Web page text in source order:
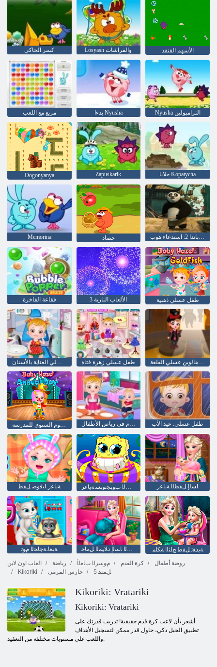
كسر الحاكي Losyash والفراشات الأسهم القنفذ
مربع مع اللعب بدءا Nyusha Nyusha الترامبولين
Dogonyanya Zapuskarik خلايا Kopatycha
Memorina حصاد الكونغ فو باندا 2: استدعاء هوب
فقاعة الفاخرة الألعاب النارية 3 طفل عسلي ذهبية
طفل عسلي العناية بالأسنان طفل عسلي زهرة فتاة طفل هالوين عسلي القلعة
طفل عسلي: يوم في رياض الأطفال طفل عسلي: عيد الأب
ﺔﻳﺎﻋﺭ ﺎﻴﻓﻮﺻ ﻞﻔﻃ ﻞﻔﻄﻟﺍ ﺏﻮﺒﺠﻧﻮﺒﺳ ﺔﻳﺎﻋﺭ ﺎﺴﻟﺇ ﻞﻔﻄﻟﺍ ﺔﻳﺎﻋﺭ
ﺔﺒﻌﻟ ﺔﺟﺎﺤﻟﺍ ﻡﻮﺗ ﻞﻔﻄﻟﺍ ﺎﺴﻟﺇ ﺩﻼ ﻴﻤﻟﺍ ﻞﻣﺎﺣ
ﺔﻳﺬﻐﺗ ﻞﻔﻃ ﺞﻠﺜﻟﺍ ﺔﻜﻠﻣ
العاب اون لاين
رياضة ﻡﻮﺳﺮﻟﺍ ﺏﺎﻌﻟﺃ كرة القدم
روضة أطفال
Kikoriki
حارس المرمى 5 ﻞﻤﺘﻫ
Kikoriki: Vratariki
Kikoriki: Vratariki
أشعر بأن لاعب كرة قدم حقيقية! تدريب قدرتك على
تطبيق الحيل ذكي، حاول قدر ممكن لتسجيل الأهداف
واللعب على مستويات مختلفة من التعقيد.